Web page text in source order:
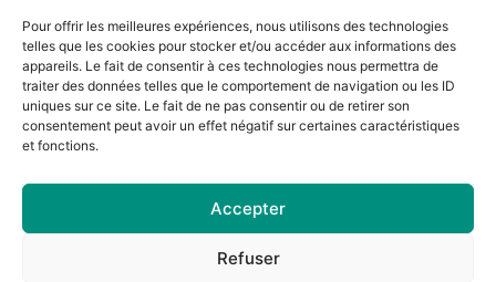
Pour offrir les meilleures expériences, nous utilisons des technologies
telles que les cookies pour stocker et/ou accéder aux informations des
appareils. Le fait de consentir à ces technologies nous permettra de
traiter des données telles que le comportement de navigation ou les ID
uniques sur ce site. Le fait de ne pas consentir ou de retirer son
consentement peut avoir un effet négatif sur certaines caractéristiques
et fonctions.
Accepter
Refuser
Contact |Mentions lé​gales